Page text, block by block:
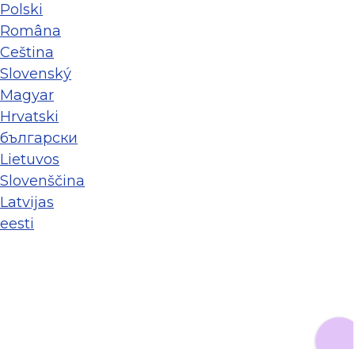
Polski
Româna
Ceština
Slovenský
Magyar
Hrvatski
български
Lietuvos
Slovenščina
Latvijas
eesti